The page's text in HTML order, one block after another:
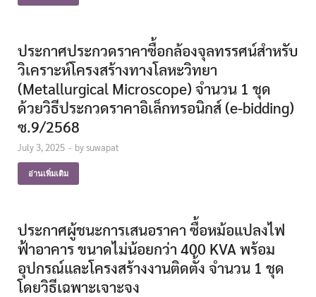
ประกาศประกวดราคาซื้อกล้องจุลทรรศน์สำหรับ
วิเคราะห์โครงสร้างทางโลหะวิทยา
(Metallurgical Microscope) จำนวน 1 ชุด
ด้วยวิธีประกวดราคาอิเล็กทรอนิกส์ (e-bidding)
ซ.9/2568
July 3, 2025 - bysuwapat
อ่านเพิ่มเติม
ประกาศผู้ชนะการเสนอราคา ซื้อหม้อแปลงไฟ
ฟ้าอาคาร ขนาดไม่น้อยกว่า 400 KVA พร้อม
อุปกรณ์และโครงสร้างงานติดตั้ง จำนวน 1 ชุด
โดยวิธีเฉพาะเจาะจง